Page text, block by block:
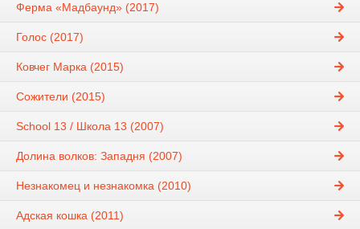
Ферма «Мадбаунд» (2017)
Голос (2017)
Ковчег Марка (2015)
Сожители (2015)
School 13 / Школа 13 (2007)
Долина волков: Западня (2007)
Незнакомец и незнакомка (2010)
Адская кошка (2011)